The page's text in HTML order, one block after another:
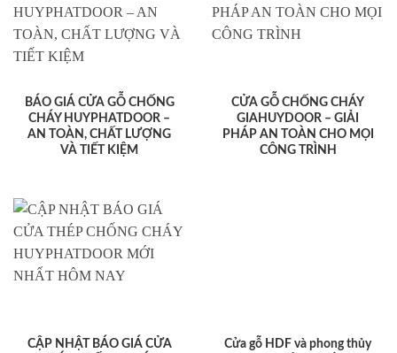
BÁO GIÁ CỬA GỖ CHỐNG
CHÁY HUYPHATDOOR –
AN TOÀN, CHẤT LƯỢNG
VÀ TIẾT KIỆM
CỬA GỖ CHỐNG CHÁY
GIAHUYDOOR – GIẢI
PHÁP AN TOÀN CHO MỌI
CÔNG TRÌNH
CẬP NHẬT BÁO GIÁ CỬA
Cửa gỗ HDF và phong thủy